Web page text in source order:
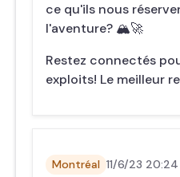
ce qu'ils nous
l'aventure? 🏔️🚀
Restez connectés
exploits! Le meilleur
Montréal 11/6/23 20:24